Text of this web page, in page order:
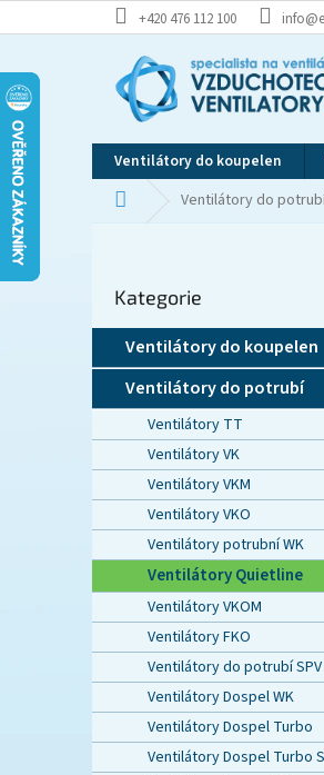
na
+420 476 112 100
Ventilátory do koupelen
Domů Ventilátory do
r
n
a
n
e
l
kategorie
Kategorie
Ventilátory do koupelen
Ventilátory do potrubí
Ventilátory TT
Ventilátory VK
Ventilátory VKM
Ventilátory VKO
Ventilátory potrubní WK
Ventilátory Quietline
Ventilátory VKOM
Ventilátory FKO
Ventilátory do potrubí SPV
Ventilátory Dospel WK
Ventilátory Dospel Turbo
Ventilátory Dospel Turbo